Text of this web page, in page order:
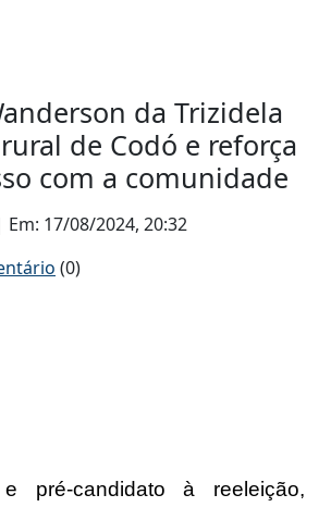
da Trizidela
de Codó e reforça
com a comunidade
Em: 17/08/2024, 20:32
(0)
pré-candidato à reeleição,